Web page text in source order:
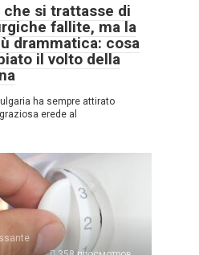
si trattasse di
fallite, ma la
drammatica: cosa
il volto della
ha sempre attirato
erede al